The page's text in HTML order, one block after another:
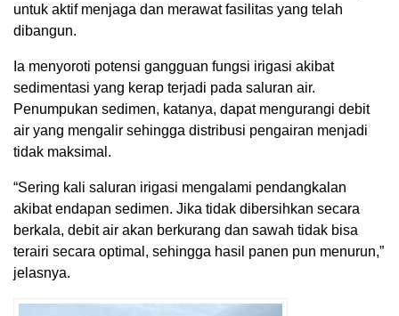
untuk aktif menjaga dan merawat fasilitas yang telah
dibangun.
Ia menyoroti potensi gangguan fungsi irigasi akibat
sedimentasi yang kerap terjadi pada saluran air.
Penumpukan sedimen, katanya, dapat mengurangi debit
air yang mengalir sehingga distribusi pengairan menjadi
tidak maksimal.
“Sering kali saluran irigasi mengalami pendangkalan
akibat endapan sedimen. Jika tidak dibersihkan secara
berkala, debit air akan berkurang dan sawah tidak bisa
terairi secara optimal, sehingga hasil panen pun menurun,”
jelasnya.